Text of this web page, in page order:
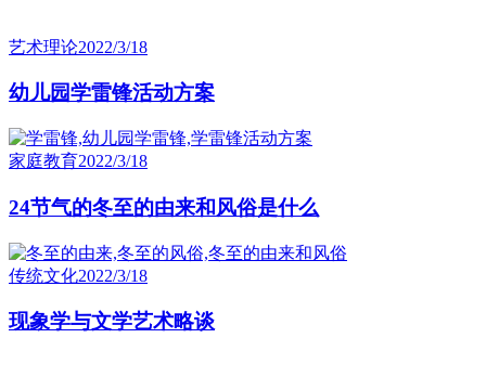
艺术理论2022/3/18
幼儿园学雷锋活动方案
家庭教育2022/3/18
24节气的冬至的由来和风俗是什么
传统文化2022/3/18
现象学与文学艺术略谈